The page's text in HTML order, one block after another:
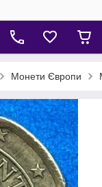
Монети Європи